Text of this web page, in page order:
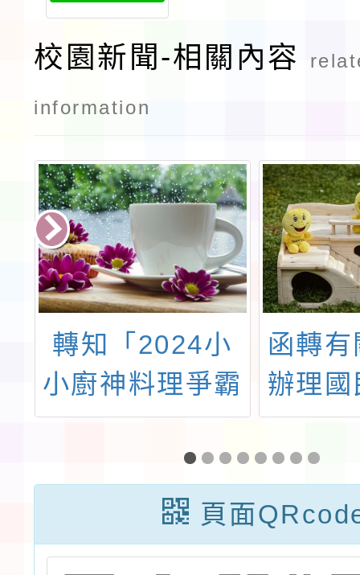
1150225會
後統整版
校園新聞-相關內容
information
轉知「2024小
小廚神料理爭霸
戰」
函轉
辦理
度宣
頁面